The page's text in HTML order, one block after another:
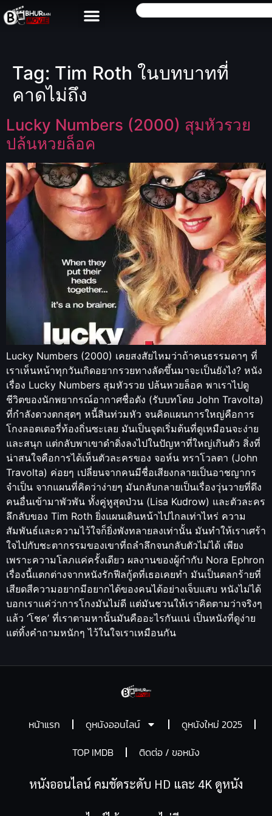
Tag: Tim Roth ในบทบาทที่
คาดไม่ถึง
Lucky Numbers (2000) สุมหัวรวย
ปล้นหวยล็อค
Lucky Numbers (2000) เคยสงสัยไหมว่าถ้าคนธรรมดาๆ ที่
เราเห็นหน้าทุกวันเกิดอยากรวยทางลัดขึ้นมาจะเป็นยังไง? หนัง
เรื่อง Lucky Numbers สุมหัวรวย ปล้นหวยล็อค พาเราไปดู
ชีวิตของนักพยากรณ์อากาศชื่อดัง (รับบทโดย John Travolta)
ที่กำลังดวงตกสุดๆ หนี้สินท่วมหัว จนคิดแผนการใหญ่คือการ
โกงลอตเตอรี่ท้องถิ่นซะเลย มันเป็นจุดเริ่มต้นที่ดูเหมือนจะง่าย
และสนุก แต่กลับพาเขาดำดิ่งลงไปในปัญหาที่ใหญ่เกินตัว สิ่งที่
น่าสนใจคือการได้เห็นตัวละครของ จอห์น ทราโวลตา (John
Travolta) ค่อยๆ เปลี่ยนจากคนมีชื่อเสียงกลายเป็นอาชญากร
จำเป็น จากแผนที่คิดว่าง่ายๆ มันกลับกลายเป็นเรื่องวุ่นวายที่ดึง
คนอื่นเข้ามาพัวพัน ทั้งคู่หูสุดป่วน (Lisa Kudrow) และตัวละคร
ลึกลับของ Tim Roth ยิ่งแผนเดินหน้าไปไกลเท่าไหร่ ความ
สัมพันธ์และความไว้ใจก็ยิ่งพังทลายลงเท่านั้น มันทำให้เราเศร้า
ใจไปกับชะตากรรมของเขาที่ถลำลึกจนกลับตัวไม่ได้ เพียง
เพราะความโลภแค่ครั้งเดียว ผลงานของผู้กำกับ Nora Ephron
เรื่องนี้แตกต่างจากหนังรักฟีลกู้ดที่เธอเคยทำ มันเป็นตลกร้ายที่
เสียดสีความอยากมีอยากได้ของคนได้อย่างเจ็บแสบ หนังไม่ได้
บอกเราแค่ว่าการโกงมันไม่ดี แต่มันชวนให้เราคิดตามว่าจริงๆ
แล้ว ‘โชค’ ที่เราตามหานั้นมันคืออะไรกันแน่ เป็นหนังที่ดูง่าย
แต่ทิ้งคำถามหนักๆ ไว้ในใจเราเหมือนกัน
หน้าแรก ดูหนังออนไลน์
ดูหนังใหม่ 2025
TOP IMDB
ติดต่อ / ขอหนัง
หนังออนไลน์ คมชัดระดับ HD และ 4K ดูหนัง